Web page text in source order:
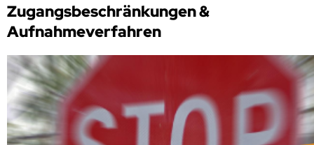
Zugangsbeschränkungen &
Aufnahmeverfahren